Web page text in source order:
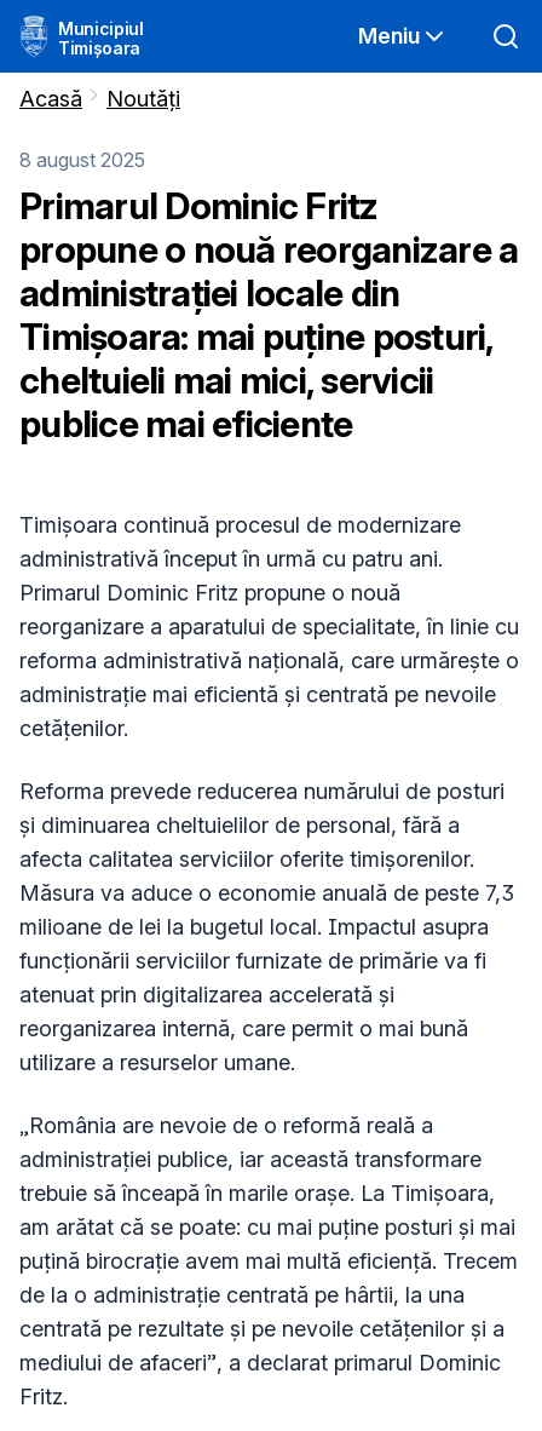
Municipiul
Timișoara
Meniu
Acasă Noutăți
8 august 2025
Primarul Dominic Fritz
propune o nouă reorganizare a
administrației locale din
Timișoara: mai puține posturi,
cheltuieli mai mici, servicii
publice mai eficiente
Timișoara continuă procesul de modernizare
administrativă început în urmă cu patru ani.
Primarul Dominic Fritz propune o nouă
reorganizare a aparatului de specialitate, în linie cu
reforma administrativă națională, care urmărește o
administrație mai eficientă și centrată pe nevoile
cetățenilor.
Reforma prevede reducerea numărului de posturi
și diminuarea cheltuielilor de personal, fără a
afecta calitatea serviciilor oferite timișorenilor.
Măsura va aduce o economie anuală de peste 7,3
milioane de lei la bugetul local. Impactul asupra
funcționării serviciilor furnizate de primărie va fi
atenuat prin digitalizarea accelerată și
reorganizarea internă, care permit o mai bună
utilizare a resurselor umane.
„România are nevoie de o reformă reală a
administrației publice, iar această transformare
trebuie să înceapă în marile orașe. La Timișoara,
am arătat că se poate: cu mai puține posturi și mai
puțină birocrație avem mai multă eficiență. Trecem
de la o administrație centrată pe hârtii, la una
centrată pe rezultate și pe nevoile cetățenilor și a
mediului de afaceri”, a declarat primarul Dominic
Fritz.